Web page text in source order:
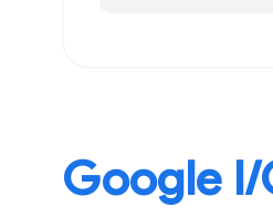
Google